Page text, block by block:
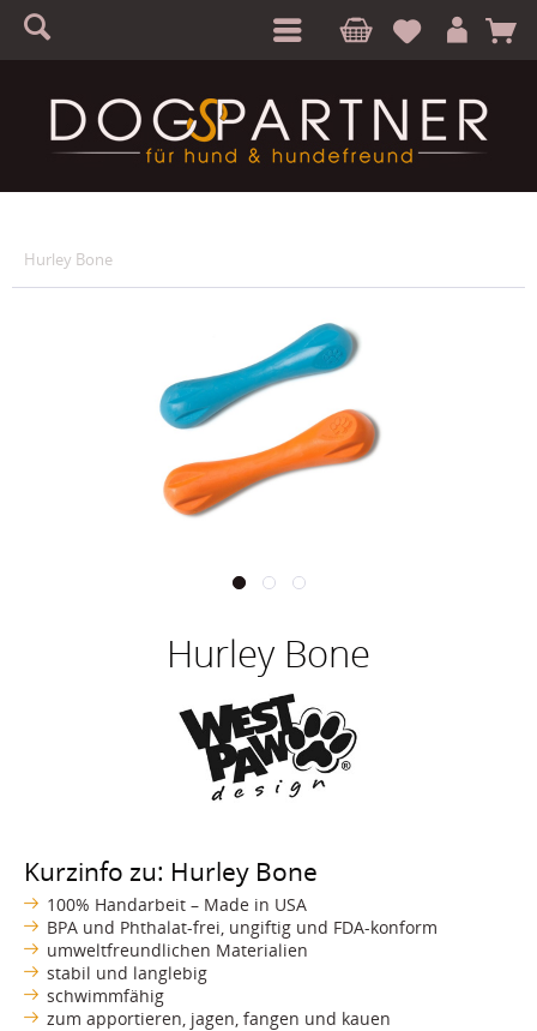
S A
Hurley Bone
Hurley Bone
Kurzinfo zu: Hurley Bone
100% Handarbeit – Made in USA
BPA und Phthalat-frei, ungiftig und FDA-konform
umweltfreundlichen Materialien
stabil und langlebig
schwimmfähig
zum apportieren, jagen, fangen und kauen